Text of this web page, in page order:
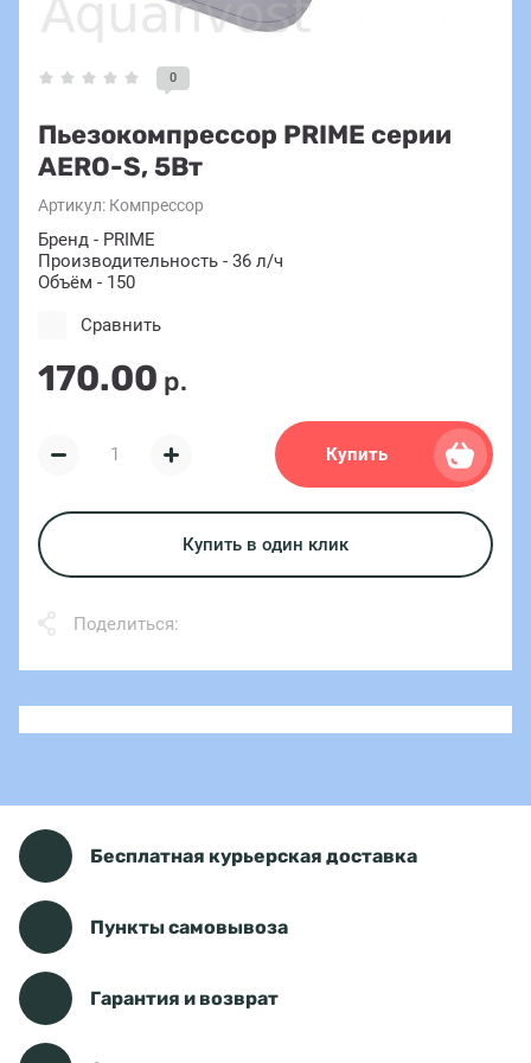
0
Пьезокомпрессор PRIME серии
AERO-S, 5Вт
Артикул: Компрессор
Бренд - PRIME
Производительность - 36 л/ч
Объём - 150
170.00 р.
Сравнить
Купить
Купить в один клик
Поделиться:
Бесплатная курьерская доставка
Пункты самовывоза
Гарантия и возврат